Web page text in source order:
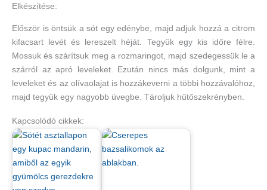
Elkészítése:
Először is öntsük a sót egy edénybe, majd adjuk hozzá a citrom
kifacsart levét és lereszelt héját. Tegyük egy kis időre félre.
Mossuk és szárítsuk meg a rozmaringot, majd szedegessük le a
szárról az apró leveleket. Ezután nincs más dolgunk, mint a
leveleket és az olívaolajat is hozzákeverni a többi hozzávalóhoz,
majd tegyük egy nagyobb üvegbe. Tároljuk hűtőszekrényben.
Kapcsolódó cikkek: